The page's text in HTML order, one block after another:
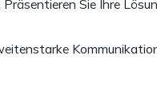
Sie Ihre